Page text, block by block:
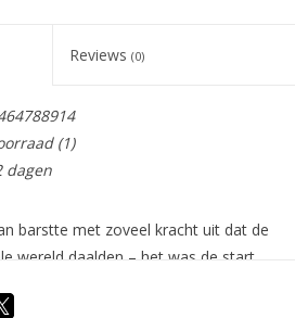
Reviews (0)
(1)
dagen
barstte met zoveel kracht uit dat de
wereld daalden – het was de start
legde het mondiale